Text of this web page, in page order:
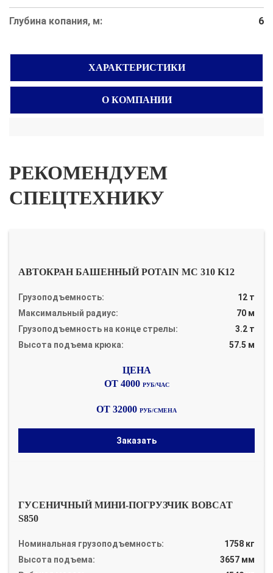
Глубина копания, м: 6
ХАРАКТЕРИСТИКИ
О КОМПАНИИ
РЕКОМЕНДУЕМ
СПЕЦТЕХНИКУ
АВТОКРАН БАШЕННЫЙ POTAIN MC 310 K12
Грузоподъемность:
12 т
Максимальный радиус:
70 м
Грузоподъемность на конце стрелы:
3.2 т
Высота подъема крюка:
57.5 м
ОТ 4000 РУБ/ЧАС
ОТ 32000 РУБ/СМЕНА
Заказать
ГУСЕНИЧНЫЙ МИНИ-ПОГРУЗЧИК BOBCAT
S850
Номинальная грузоподъемность:
1758 кг
Высота подъема:
3657 мм